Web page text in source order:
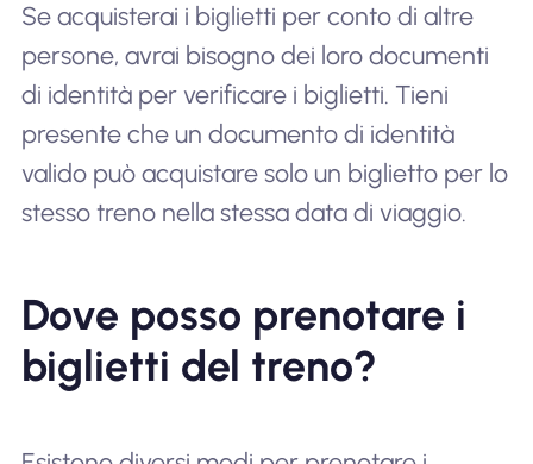
Se acquisterai i biglietti per conto di altre
persone, avrai bisogno dei loro documenti
di identità per verificare i biglietti. Tieni
presente che un documento di identità
valido può acquistare solo un biglietto per lo
stesso treno nella stessa data di viaggio.
Dove posso prenotare i
biglietti del treno?